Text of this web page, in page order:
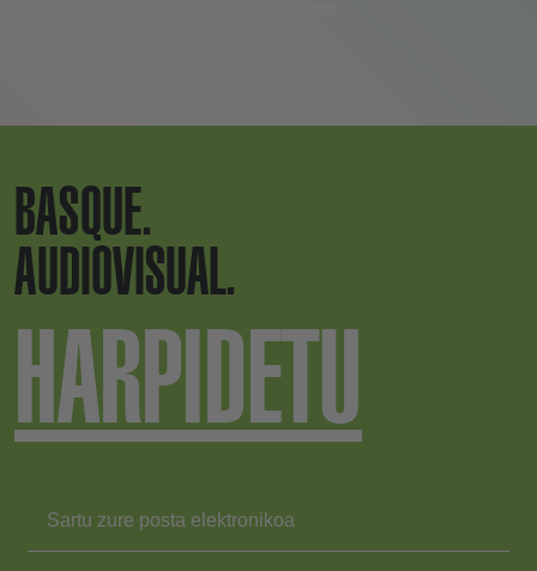
BASQUE.
AUDIOVISUAL.
HARPIDETU